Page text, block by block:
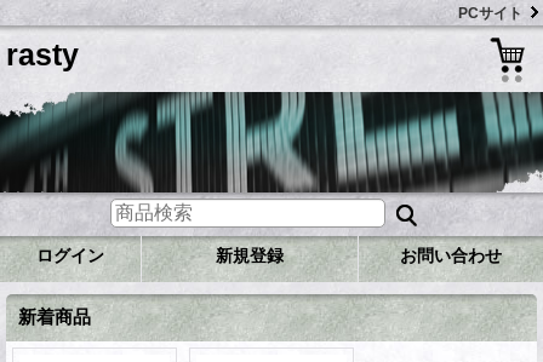
PCサイト
rasty
ログイン 新規登録 お問い合わせ
新着商品